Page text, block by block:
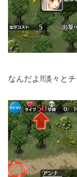
なんだよ!!淡々と